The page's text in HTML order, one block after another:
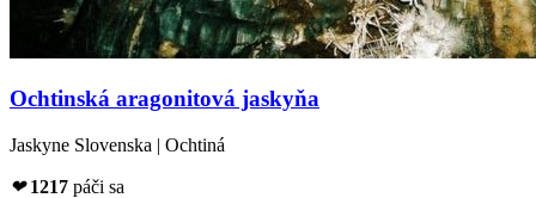
Ochtinská aragonitová jaskyňa
Jaskyne Slovenska | Ochtiná
❤ 1217 páči sa